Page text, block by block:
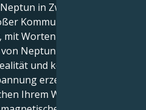
in Zwillinge zu
Kommunikator zu sein,
Worten zu motivieren.
Neptun zu einer neuen
und konzeptionellen
erzeugt eine
Ihrem Wunsch nach